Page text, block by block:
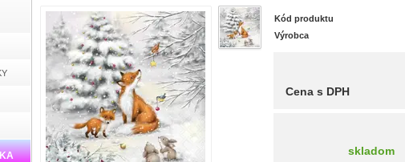
Kód produktu
Výrobca
Cena s DPH
skladom